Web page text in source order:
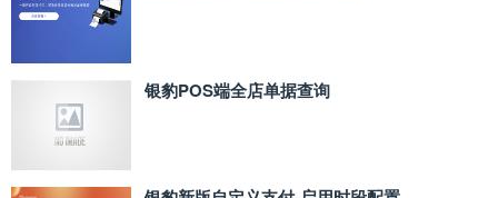
银豹POS端全店单据查询